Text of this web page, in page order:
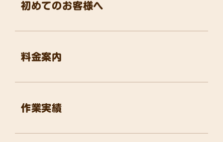
初めてのお客様へ
料金案内
作業実績